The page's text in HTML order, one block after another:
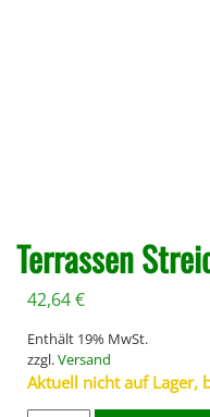
Terrassen
42,64€
Enthält 19% MwSt.
zzgl.Versand
Aktuell nicht auf Lager,